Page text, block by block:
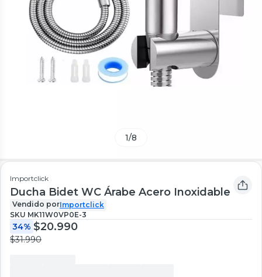
1/8
Importclick
Ducha Bidet WC Árabe Acero Inoxidable
Vendido porImportclick
SKU MK11W0VP0E-3
34% $20.990
$31.990